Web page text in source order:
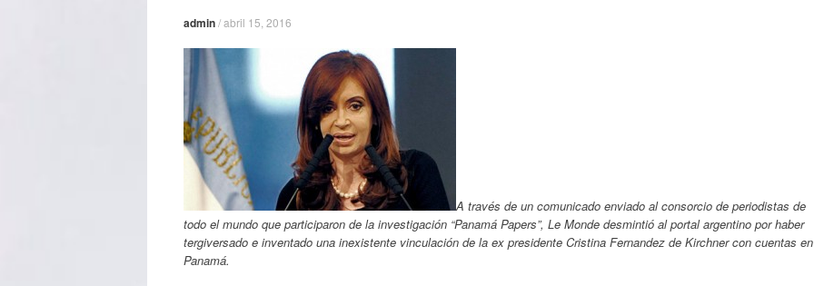
admin/abril 15, 2016
A través de un comunicado enviado al consorcio de periodistas de
todo el mundo que participaron de la investigación “Panamá Papers”, Le Monde desmintió al portal argentino por haber
tergiversado e inventado una inexistente vinculación de la ex presidente Cristina Fernandez de Kirchner con cuentas en
Panamá.